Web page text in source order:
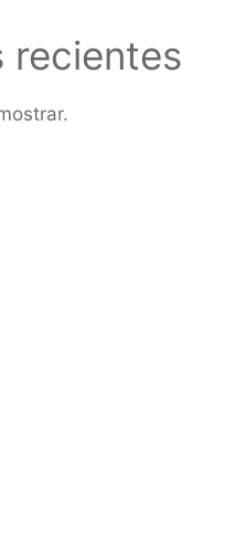
recientes